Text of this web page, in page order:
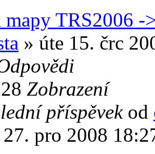
mapy TRS2006 -
» úte 15. črc
Zobrazení
příspěvek od
27. pro 2008